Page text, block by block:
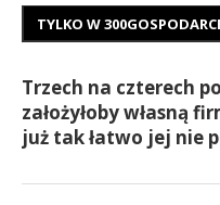
TYLKO W
Trzech na czterech
założyłoby własną
już tak łatwo jej nie